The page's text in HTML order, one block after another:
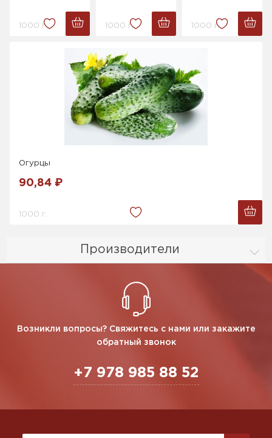
Производители
1000 г. 1000 г. 1000 г.
Огурцы
90,84 ₽
1000 г.
Возникли вопросы? Свяжитесь с нами или закажите
обратный звонок
+7 978 985 88 52